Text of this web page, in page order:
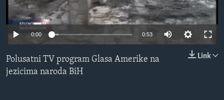
MAGAZIN
O GLASU AMERIKE
Learning English
0:00 0:53
Link
Polusatni TV program Glasa Amerike na
jezicima naroda BiH